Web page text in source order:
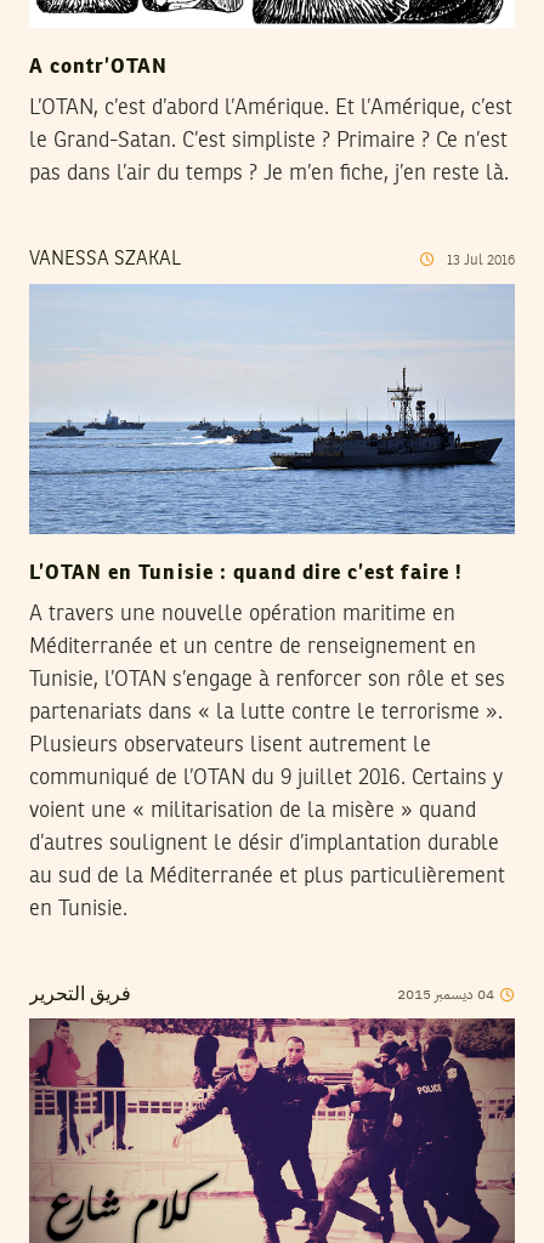
A contr’OTAN
L’OTAN, c’est d’abord l’Amérique. Et l’Amérique, c’est
le Grand-Satan. C’est simpliste ? Primaire ? Ce n’est
pas dans l’air du temps ? Je m’en fiche, j’en reste là.
VANESSA SZAKAL 13 Jul 2016
L’OTAN en Tunisie : quand dire c’est faire !
A travers une nouvelle opération maritime en
Méditerranée et un centre de renseignement en
Tunisie, l’OTAN s’engage à renforcer son rôle et ses
partenariats dans « la lutte contre le terrorisme ».
Plusieurs observateurs lisent autrement le
communiqué de l’OTAN du 9 juillet 2016. Certains y
voient une « militarisation de la misère » quand
d’autres soulignent le désir d’implantation durable
au sud de la Méditerranée et plus particulièrement
en Tunisie.
فريق التحرير 04 ديسمبر 2015